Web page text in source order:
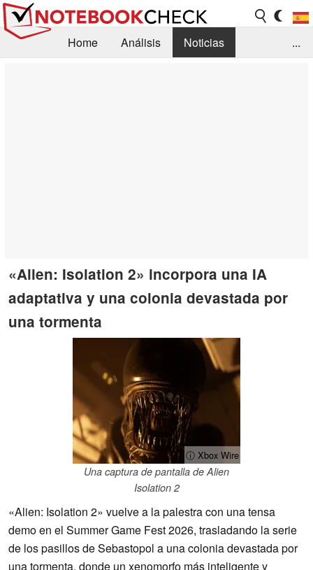
Home Análisis
Noticias
...
«Alien: Isolation 2» incorpora una IA
adaptativa y una colonia devastada por
una tormenta
ⓘ Xbox Wire
Una captura de pantalla de Alien
Isolation 2
«Alien: Isolation 2» vuelve a la palestra con una tensa
demo en el Summer Game Fest 2026, trasladando la serie
de los pasillos de Sebastopol a una colonia devastada por
una tormenta, donde un xenomorfo más inteligente y